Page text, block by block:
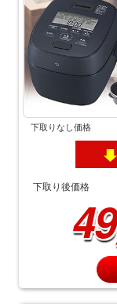
下取りなし価格
下取り後価格